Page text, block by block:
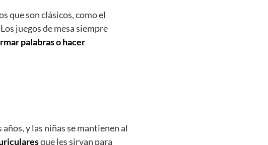
que son clásicos, como el
juegos de mesa siempre
palabras o hacer
y las niñas se mantienen al
que les sirvan para